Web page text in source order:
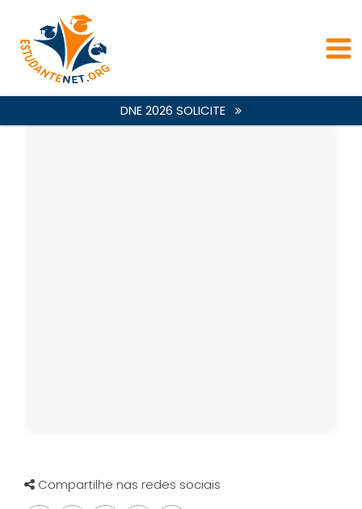
DNE 2026 SOLICITE
Compartilhe nas redes sociais